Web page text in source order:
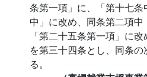
条第一項」に、「第十七
中」に改め、同条第二項
「第二十五条第一項」に
を第三十四条とし、同条の
る。